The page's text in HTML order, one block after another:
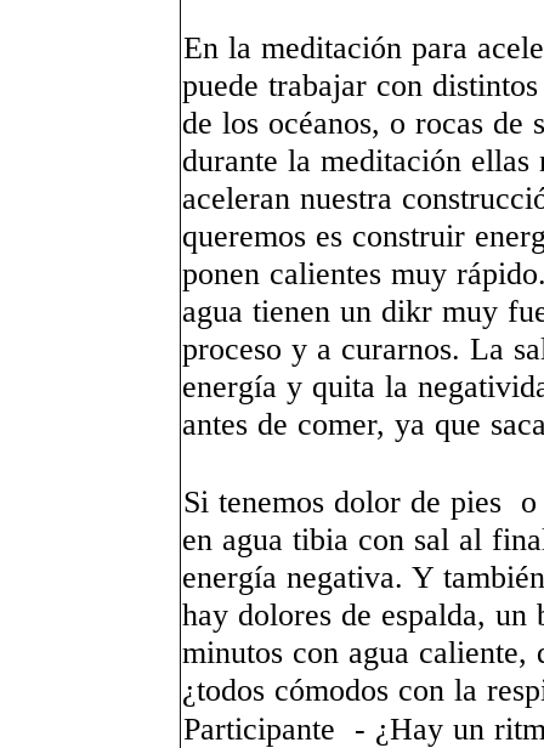
En la meditación para
puede trabajar con
de los océanos, o rocas de
durante la meditación ellas
aceleran nuestra
queremos es construir
ponen calientes muy
agua tienen un dikr muy
proceso y a curarnos. La
energía y quita la
antes de comer, ya que
Si tenemos dolor de pies
en agua tibia con sal al
energía negativa. Y
hay dolores de espalda,
minutos con agua
¿todos cómodos con la
Participante - ¿Hay un